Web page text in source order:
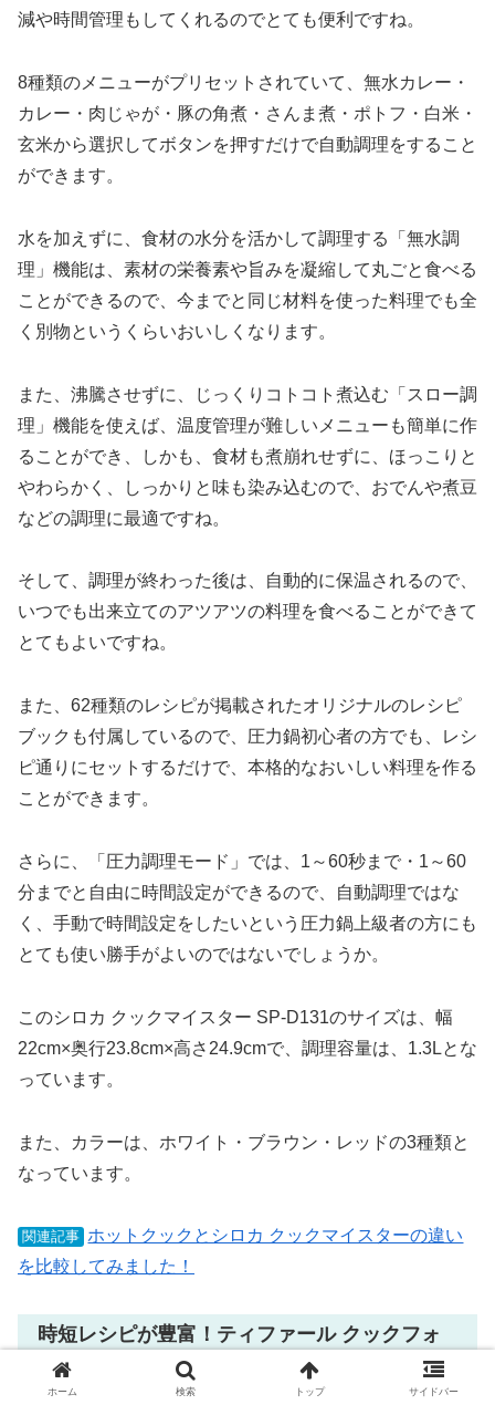
減や時間管理もしてくれるのでとても便利ですね。
8種類のメニューがプリセットされていて、無水カレー・
カレー・肉じゃが・豚の角煮・さんま煮・ポトフ・白米・
玄米から選択してボタンを押すだけで自動調理をすること
ができます。
水を加えずに、食材の水分を活かして調理する「無水調
理」機能は、素材の栄養素や旨みを凝縮して丸ごと食べる
ことができるので、今までと同じ材料を使った料理でも全
く別物というくらいおいしくなります。
また、沸騰させずに、じっくりコトコト煮込む「スロー調
理」機能を使えば、温度管理が難しいメニューも簡単に作
ることができ、しかも、食材も煮崩れせずに、ほっこりと
やわらかく、しっかりと味も染み込むので、おでんや煮豆
などの調理に最適ですね。
そして、調理が終わった後は、自動的に保温されるので、
いつでも出来立てのアツアツの料理を食べることができて
とてもよいですね。
また、62種類のレシピが掲載されたオリジナルのレシピ
ブックも付属しているので、圧力鍋初心者の方でも、レシ
ピ通りにセットするだけで、本格的なおいしい料理を作る
ことができます。
さらに、「圧力調理モード」では、1～60秒まで・1～60
分までと自由に時間設定ができるので、自動調理ではな
く、手動で時間設定をしたいという圧力鍋上級者の方にも
とても使い勝手がよいのではないでしょうか。
このシロカ クックマイスター SP-D131のサイズは、幅
22cm×奥行23.8cm×高さ24.9cmで、調理容量は、1.3Lとな
っています。
また、カラーは、ホワイト・ブラウン・レッドの3種類と
なっています。
関連記事 ホットクックとシロカ クックマイスターの違い
を比較してみました！
時短レシピが豊富！ティファール クックフォ
ーミー CY8511JP
ホーム 検索 トップ サイドバー